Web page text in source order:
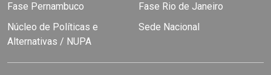
Fase Pernambuco
Fase Rio de Janeiro
Núcleo de Políticas e
Alternativas / NUPA
Sede Nacional